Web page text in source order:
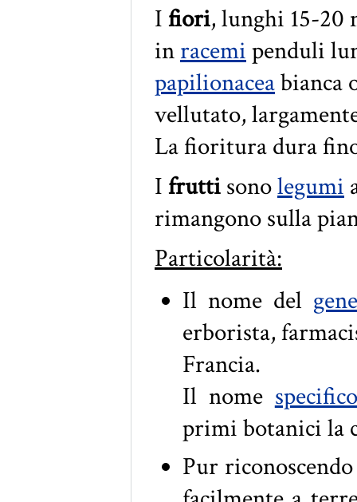
I fiori, lunghi 15-20
inracemipenduli
papilionaceabianca
vellutato,
La fioritura dura
I frutti sonolegumi
rimangono sulla
Particolarità:
Il nome del
erborista,
Francia.
Il nomespecifico
primi botanici la
Pur